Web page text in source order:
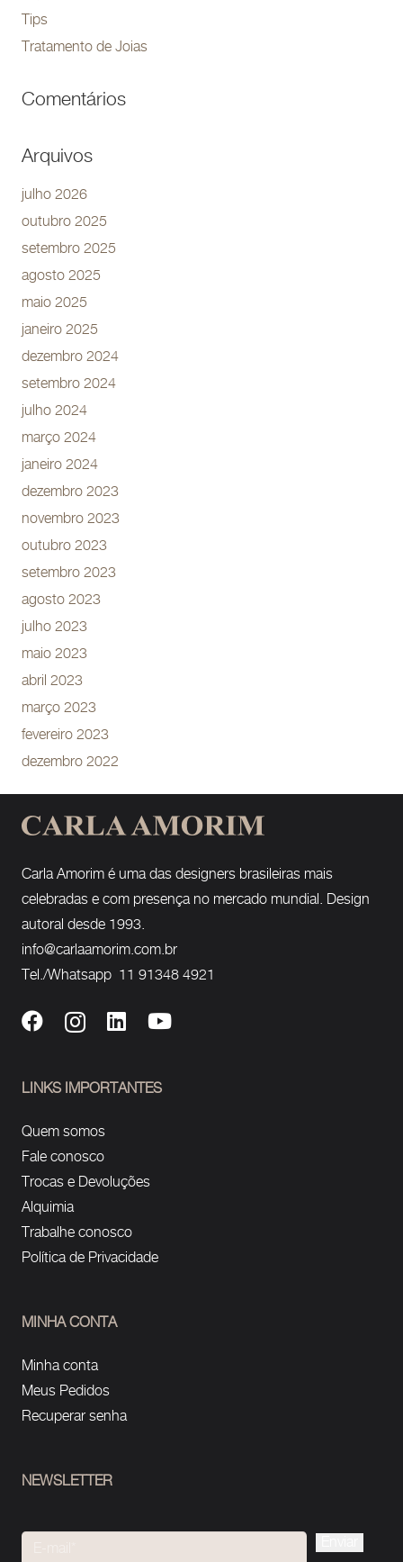
Tips
Tratamento de Joias
Comentários
Arquivos
julho 2026
outubro 2025
setembro 2025
agosto 2025
maio 2025
janeiro 2025
dezembro 2024
setembro 2024
julho 2024
março 2024
janeiro 2024
dezembro 2023
novembro 2023
outubro 2023
setembro 2023
agosto 2023
julho 2023
maio 2023
abril 2023
março 2023
fevereiro 2023
dezembro 2022
Carla Amorim é uma das designers brasileiras mais
celebradas e com presença no mercado mundial. Design
autoral desde 1993.
info@carlaamorim.com.br
Tel./Whatsapp 11 91348 4921
LINKS IMPORTANTES
Quem somos
Fale conosco
Trocas e Devoluções
Alquimia
Trabalhe conosco
Política de Privacidade
MINHA CONTA
Minha conta
Meus Pedidos
Recuperar senha
NEWSLETTER